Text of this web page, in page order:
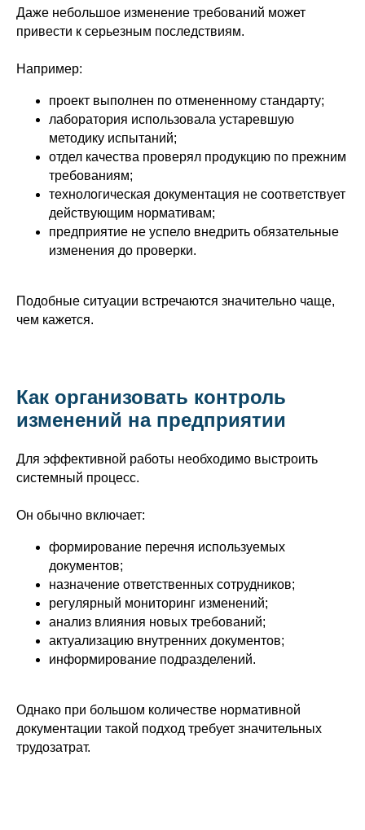
Даже небольшое изменение требований может
привести к серьезным последствиям.
Например:
проект выполнен по отмененному стандарту;
лаборатория использовала устаревшую
методику испытаний;
отдел качества проверял продукцию по прежним
требованиям;
технологическая документация не соответствует
действующим нормативам;
предприятие не успело внедрить обязательные
изменения до проверки.
Подобные ситуации встречаются значительно чаще,
чем кажется.
Как организовать контроль
изменений на предприятии
Для эффективной работы необходимо выстроить
системный процесс.
Он обычно включает:
формирование перечня используемых
документов;
назначение ответственных сотрудников;
регулярный мониторинг изменений;
анализ влияния новых требований;
актуализацию внутренних документов;
информирование подразделений.
Однако при большом количестве нормативной
документации такой подход требует значительных
трудозатрат.